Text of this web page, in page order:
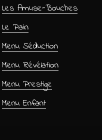
Les Amuse-Bouches
Le Pain
Menu Séduction
Menu Révélation
Menu Prestige
Menu Enfant